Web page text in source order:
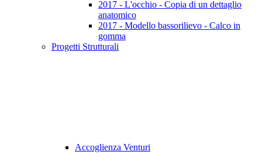
2017 - L'occhio - Copia di un dettaglio
anatomico
2017 - Modello bassorilievo - Calco in
gomma
Progetti Strutturali
Accoglienza Venturi